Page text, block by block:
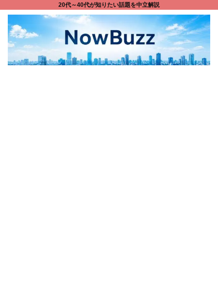
20代～40代が知りたい話題を中立解説